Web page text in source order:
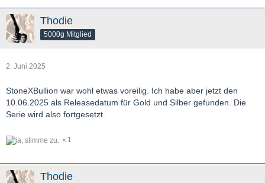
Thodie
5000g Mitglied
2. Juni 2025
StoneXBullion war wohl etwas voreilig. Ich habe aber jetzt den
10.06.2025 als Releasedatum für Gold und Silber gefunden. Die
Serie wird also fortgesetzt.
1
Thodie